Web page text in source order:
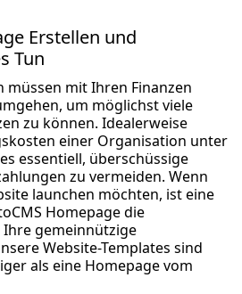
Erstellen und
Tun
mit Ihren Finanzen
um möglichst viele
zu können. Idealerweise
einer Organisation unter
essentiell, überschüssige
zu vermeiden. Wenn
launchen möchten, ist eine
Homepage die
gemeinnützige
Website-Templates sind
als eine Homepage vom